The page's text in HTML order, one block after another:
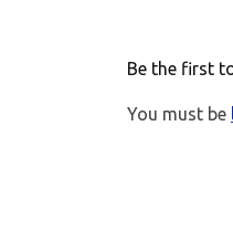
Be the first
You must be